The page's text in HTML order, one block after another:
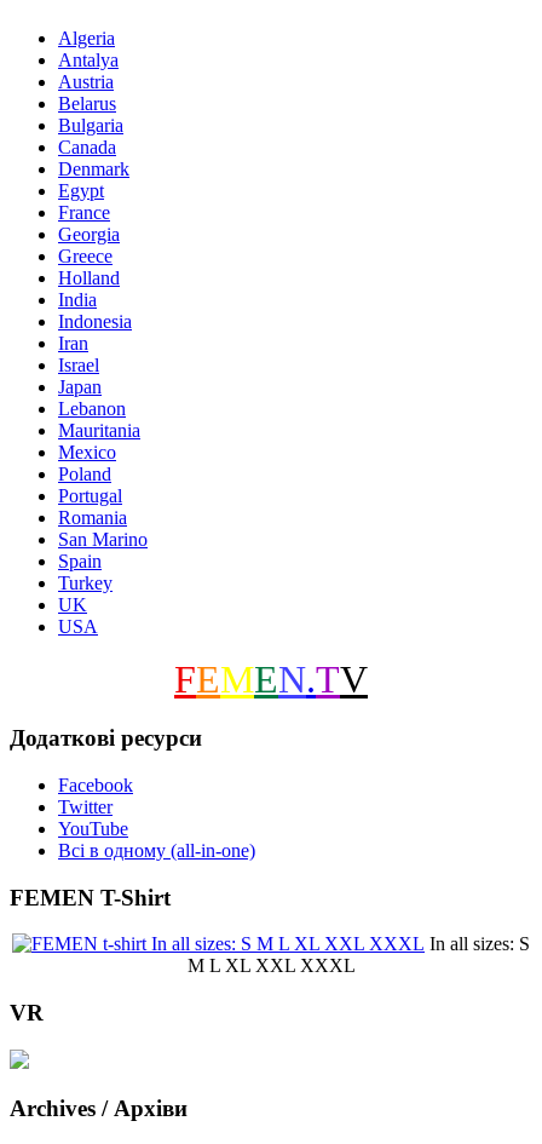
Algeria
Antalya
Austria
Belarus
Bulgaria
Canada
Denmark
Egypt
France
Georgia
Greece
Holland
India
Indonesia
Iran
Israel
Japan
Lebanon
Mauritania
Mexico
Poland
Portugal
Romania
San Marino
Spain
Turkey
UK
USA
FEMEN.TV
Додаткові ресурси
Facebook
Twitter
YouTube
Всі в одному (all-in-one)
FEMEN T-Shirt
In all sizes: S
M L XL XXL XXXL
VR
Archives / Архіви